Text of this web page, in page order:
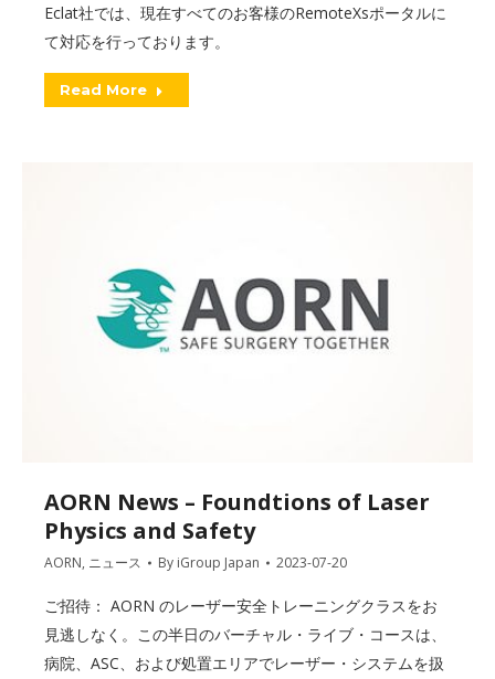
Eclat社では、現在すべてのお客様のRemoteXsポータルに
て対応を行っております。
Read More
AORN News – Foundtions of Laser
Physics and Safety
AORN, ニュース By iGroup Japan 2023-07-20
ご招待： AORN のレーザー安全トレーニングクラスをお
見逃しなく。この半日のバーチャル・ライブ・コースは、
病院、ASC、および処置エリアでレーザー・システムを扱